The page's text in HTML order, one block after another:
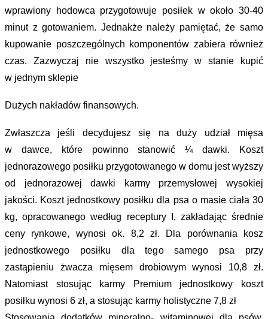
wprawiony hodowca przygotowuje posiłek w około 30-40
minut z gotowaniem. Jednakże należy pamiętać, że samo
kupowanie poszczególnych komponentów zabiera również
czas. Zazwyczaj nie wszystko jesteśmy w stanie kupić
w jednym sklepie
Dużych nakładów finansowych.
Zwłaszcza jeśli decydujesz się na duży udział mięsa
w dawce, które powinno stanowić ¼ dawki. Koszt
jednorazowego posiłku przygotowanego w domu jest wyższy
od jednorazowej dawki karmy przemysłowej wysokiej
jakości. Koszt jednostkowy posiłku dla psa o masie ciała 30
kg, opracowanego według receptury I, zakładając średnie
ceny rynkowe, wynosi ok. 8,2 zł. Dla porównania kosz
jednostkowego posiłku dla tego samego psa przy
zastąpieniu żwacza mięsem drobiowym wynosi 10,8 zł.
Natomiast stosując karmy Premium jednostkowy koszt
posiłku wynosi 6 zł, a stosując karmy holistyczne 7,8 zł